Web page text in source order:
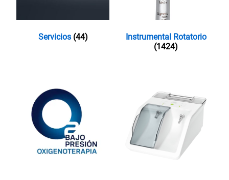
Servicios (44)
Instrumental Rotatorio
(1424)